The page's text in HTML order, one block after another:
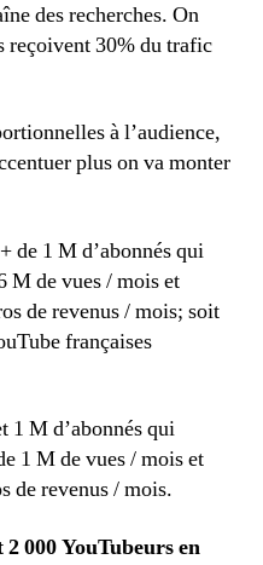
des recherches. On
reçoivent 30% du trafic
à l’audience,
plus on va monter
de 1 M d’abonnés qui
M de vues / mois et
de revenus / mois; soit
françaises
1 M d’abonnés qui
1 M de vues / mois et
de revenus / mois.
000 YouTubeurs en